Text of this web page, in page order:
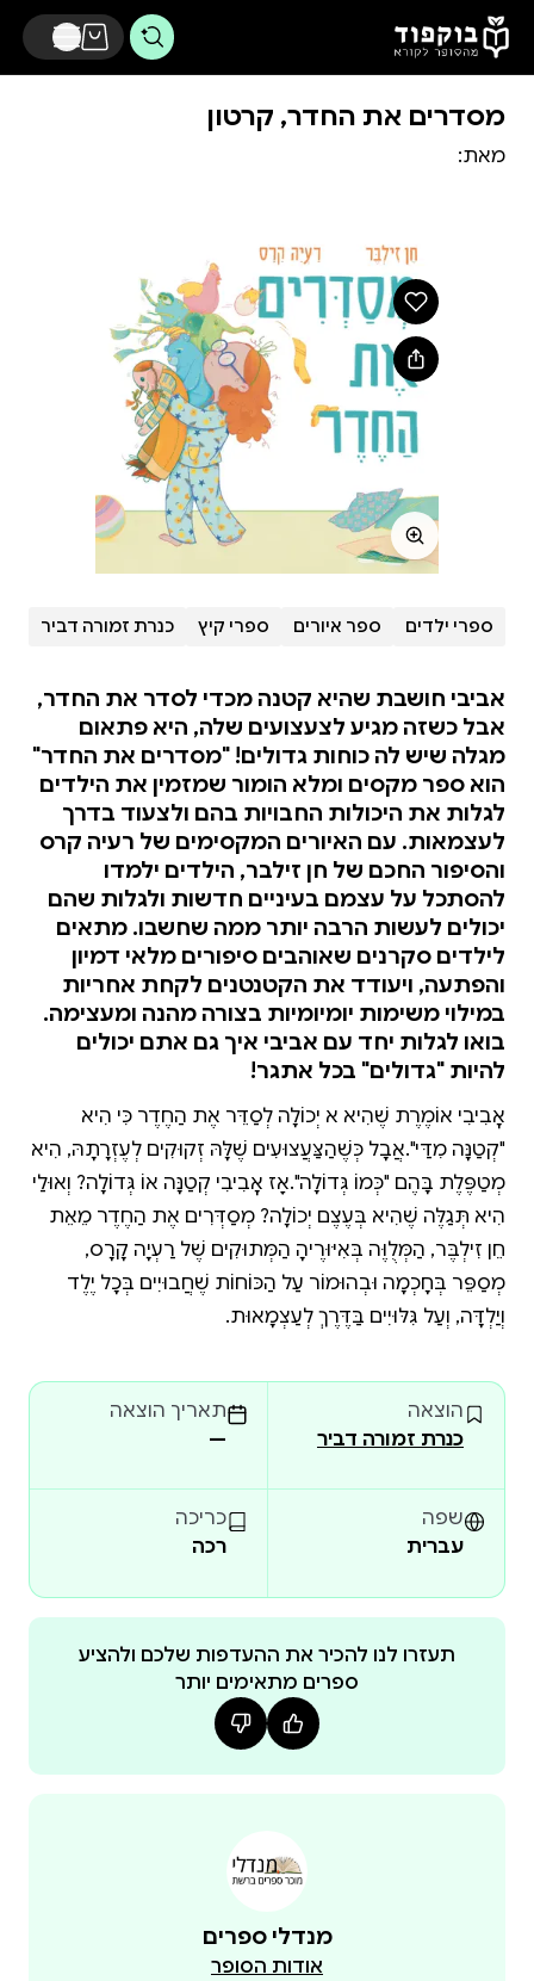
דלג לתוכן הראשי
מסדרים את החדר, קרטון
מאת:
ספרי ילדים ספר איורים ספרי קיץ כנרת זמורה דביר
אביבי חושבת שהיא קטנה מכדי לסדר את החדר,
אבל כשזה מגיע לצעצועים שלה, היא פתאום
מגלה שיש לה כוחות גדולים! "מסדרים את החדר"
הוא ספר מקסים ומלא הומור שמזמין את הילדים
לגלות את היכולות החבויות בהם ולצעוד בדרך
לעצמאות. עם האיורים המקסימים של רעיה קרס
והסיפור החכם של חן זילבר, הילדים ילמדו
להסתכל על עצמם בעיניים חדשות ולגלות שהם
יכולים לעשות הרבה יותר ממה שחשבו. מתאים
לילדים סקרנים שאוהבים סיפורים מלאי דמיון
והפתעה, ויעודד את הקטנטנים לקחת אחריות
במילוי משימות יומיומיות בצורה מהנה ומעצימה.
בואו לגלות יחד עם אביבי איך גם אתם יכולים
להיות "גדולים" בכל אתגר!
אׇבִיבִי אוֹמֶרֶת שֶׁהִיא לֹא יְכוֹלָה לְסַדֵּר אֶת הַחֶדֶר כִּי הִיא
"קְטַנָּה מִדַּי".אֲבָל כְּשֶׁהַצַּעֲצוּעִים שֶׁלָּהּ זְקוּקִים לְעֶזְרָתָהּ, הִיא
מְטַפֶּלֶת בָּהֶם "כְּמוֹ גְּדוֹלָה".אָז אׇבִיבִי קְטַנָּה אוֹ גְּדוֹלָה? וְאוּלַי
הִיא תְּגַלֶּה שֶׁהִיא בְּעֶצֶם יְכוֹלָה? מְסַדְּרִים אֶת הַחֶדֶר מֵאֵת
חֵן זִילְבֶּר, הַמְּלֻוֶּה בְּאִיּוּרֶיהָ הַמְּתוּקִים שֶׁל רַעְיָה קָרָס,
מְסַפֵּר בְּחָכְמָה וּבְהוּמוֹר עַל הַכּוֹחוֹת שֶׁחֲבוּיִים בְּכָל יֶלֶד
וְיַלְדָּה, וְעַל גִּלּוּיִים בַּדֶּרֶךְ לְעַצְמָאוּת.
הוצאה
כנרת זמורה דביר
תאריך הוצאה
—
שפה
עברית
כריכה
רכה
תעזרו לנו להכיר את ההעדפות שלכם ולהציע
ספרים מתאימים יותר
מנדלי ספרים
אודות הסופר